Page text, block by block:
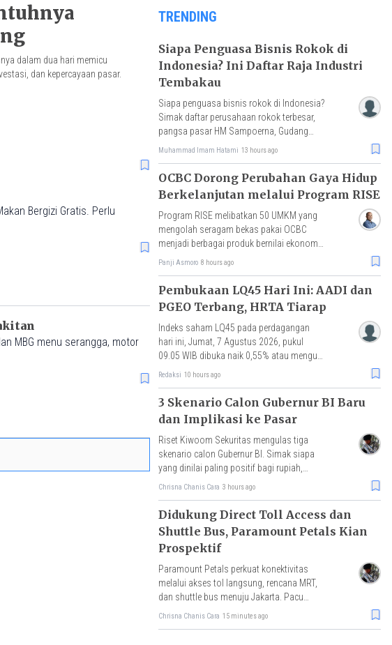
dalam dua hari memicu
dan kepercayaan pasar.
Bergizi Gratis. Perlu
MBG menu serangga, motor
TRENDING
Siapa Penguasa Bisnis Rokok di
Indonesia? Ini Daftar Raja Industri
Tembakau
Siapa penguasa bisnis rokok di Indonesia?
Simak daftar perusahaan rokok terbesar,
pangsa pasar HM Sampoerna, Gudang
Garam, Djarum, hingga tantangan rokok
Muhammad Imam Hatami 13 hours ago
OCBC Dorong Perubahan Gaya Hidup
Berkelanjutan melalui Program RISE
Program RISE melibatkan 50 UMKM yang
mengolah seragam bekas pakai OCBC
menjadi berbagai produk bernilai ekonomi,
dengan hasil penjualan akan disalurkan
Panji Asmoro 8 hours ago
Pembukaan LQ45 Hari Ini: AADI dan
PGEO Terbang, HRTA Tiarap
Indeks saham LQ45 pada perdagangan
hari ini, Jumat, 7 Agustus 2026, pukul
09.05 WIB dibuka naik 0,55% atau menguat
3 poin ke level 634,35.
Redaksi 10 hours ago
3 Skenario Calon Gubernur BI Baru
dan Implikasi ke Pasar
Riset Kiwoom Sekuritas mengulas tiga
skenario calon Gubernur BI. Simak siapa
yang dinilai paling positif bagi rupiah,
IHSG, dan arus modal asing.
Chrisna Chanis Cara 3 hours ago
Didukung Direct Toll Access dan
Shuttle Bus, Paramount Petals Kian
Prospektif
Paramount Petals perkuat konektivitas
melalui akses tol langsung, rencana MRT,
dan shuttle bus menuju Jakarta. Pacu
mobilitas, aktivitas ekonomi, serta nilai
Chrisna Chanis Cara 15 minutes ago